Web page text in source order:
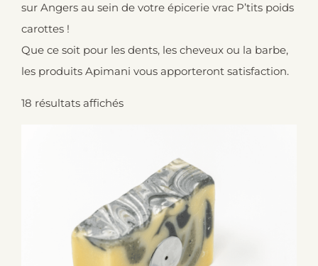
sur Angers au sein de votre épicerie vrac P’tits poids
carottes !
Que ce soit pour les dents, les cheveux ou la barbe,
les produits Apimani vous apporteront satisfaction.
18 résultats affichés